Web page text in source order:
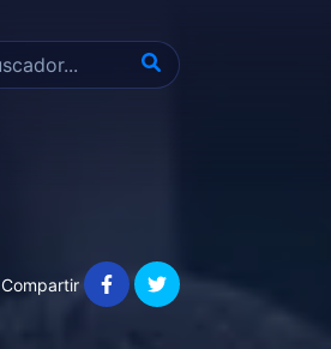
Compartir